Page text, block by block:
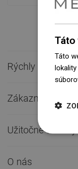
Rýchly kontakt
Zákaznícky servis
Užitočné odkazy
O nás
Táto
Táto